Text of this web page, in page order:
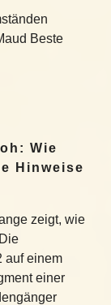
Beste
Wie
Hinweise
zeigt, wie
auf einem
einer